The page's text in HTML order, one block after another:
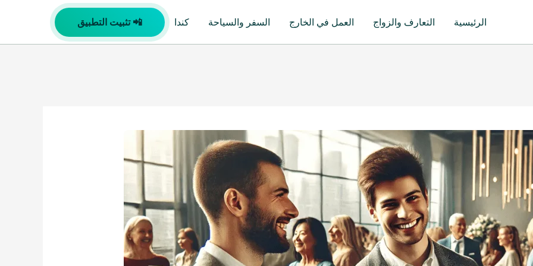
الرئيسية التعارف والزواج العمل في الخارج السفر والسياحة كندا 📲 تثبيت التطبيق